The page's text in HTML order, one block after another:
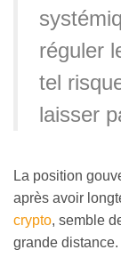
réguler
tel
laisser
La position
après avoir
crypto, semble
grande distance.